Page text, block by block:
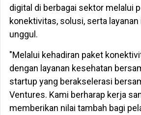
digital di berbagai sektor melalui
konektivitas, solusi, serta
unggul.
"Melalui kehadiran paket
dengan layanan kesehatan
startup yang berakselerasi
Ventures. Kami berharap kerja
memberikan nilai tambah bagi